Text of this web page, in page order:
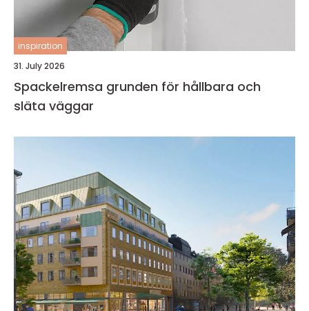
inspiration
31. July 2026
Spackelremsa grunden för hållbara och
släta väggar